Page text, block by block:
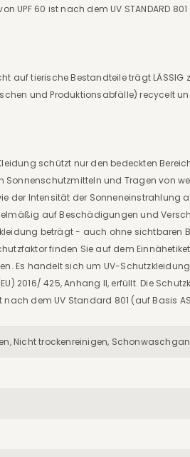
UPF 60 ist nach dem UV STANDARD
auf tierische Bestandteile trägt
und Produktionsabfälle) recycelt
schützt nur den bedeckten
und Tragen von
Intensität der Sonneneinstrahlung
auf Beschädigungen und
beträgt - auch ohne
finden Sie auf dem
handelt sich um UV-Schutzkleidung
2016/ 425, Anhang II, erfüllt. Die
dem UV Standard 801 (auf Basis
, Nicht trockenreinigen,